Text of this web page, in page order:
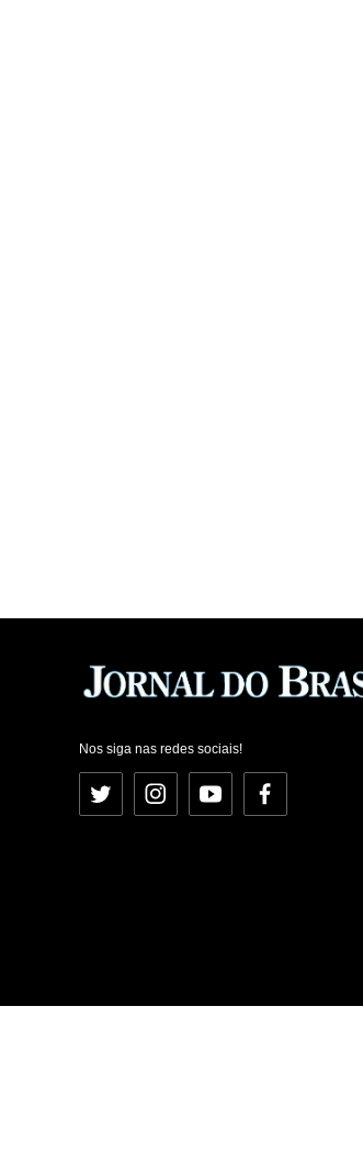
Nos siga nas redes sociais!
Twitter InstagramYouTubeFacebook